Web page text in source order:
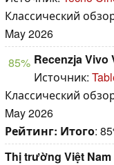
Классический
May 2026
85% Recenzja Vivo
Источник:
Классический
May 2026
Рейтинг: Итого:
Thị trường Việt